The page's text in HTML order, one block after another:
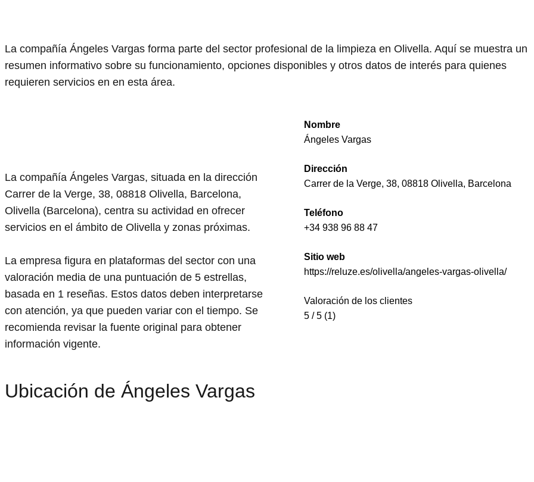
La compañía Ángeles Vargas forma parte del sector profesional de la limpieza en Olivella. Aquí se muestra un
resumen informativo sobre su funcionamiento, opciones disponibles y otros datos de interés para quienes
requieren servicios en en esta área.
La compañía Ángeles Vargas, situada en la dirección
Carrer de la Verge, 38, 08818 Olivella, Barcelona,
Olivella (Barcelona), centra su actividad en ofrecer
servicios en el ámbito de Olivella y zonas próximas.
La empresa figura en plataformas del sector con una
valoración media de una puntuación de 5 estrellas,
basada en 1 reseñas. Estos datos deben interpretarse
con atención, ya que pueden variar con el tiempo. Se
recomienda revisar la fuente original para obtener
información vigente.
Nombre
Ángeles Vargas
Dirección
Carrer de la Verge, 38, 08818 Olivella, Barcelona
Teléfono
+34 938 96 88 47
Sitio web
https://reluze.es/olivella/angeles-vargas-olivella/
Valoración de los clientes
5 / 5 (1)
Ubicación de Ángeles Vargas